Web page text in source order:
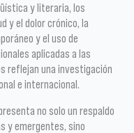
y literaria, los
y el dolor crónico, la
y el uso de
aplicadas a las
reflejan una investigación
e internacional.
no solo un respaldo
y emergentes, sino